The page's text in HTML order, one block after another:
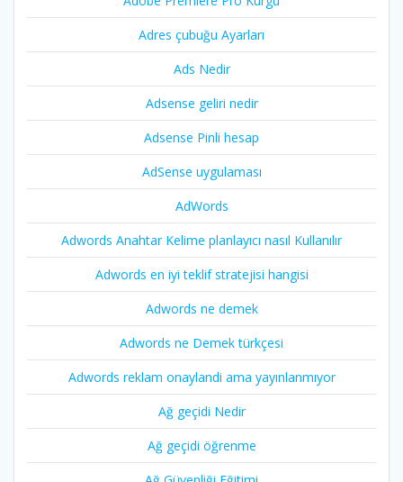
Adres çubuğu Ayarları
Ads Nedir
Adsense geliri nedir
Adsense Pinli hesap
AdSense uygulaması
AdWords
Adwords Anahtar Kelime planlayıcı nasıl Kullanılır
Adwords en iyi teklif stratejisi hangisi
Adwords ne demek
Adwords ne Demek türkçesi
Adwords reklam onaylandi ama yayınlanmıyor
Ağ geçidi Nedir
Ağ geçidi öğrenme